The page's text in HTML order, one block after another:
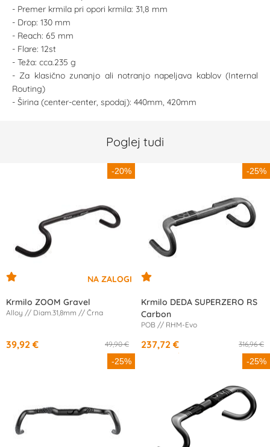
- Premer krmila pri opori krmila: 31,8 mm
- Drop: 130 mm
- Reach: 65 mm
- Flare: 12st
- Teža: cca.235 g
- Za klasično zunanjo ali notranjo napeljava kablov (Internal
Routing)
- Širina (center-center, spodaj): 440mm, 420mm
Poglej tudi
-20%
Krmilo ZOOM Gravel
Alloy // Diam.31,8mm // Črna
49,90 €
39,92 €
-25%
Krmilo DEDA SUPERZERO RS
Carbon
POB // RHM-Evo
316,96 €
237,72 €
/mesec
-25% -25%